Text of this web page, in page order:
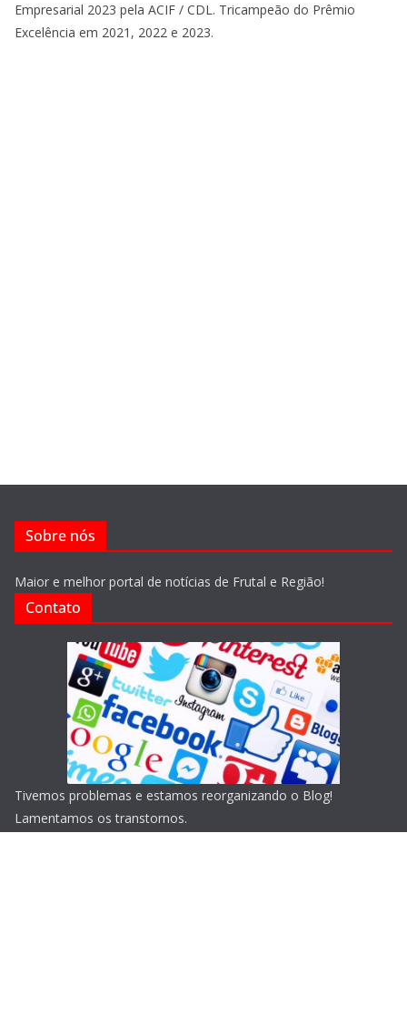
Empresarial 2023 pela ACIF / CDL. Tricampeão do Prêmio
Excelência em 2021, 2022 e 2023.
Sobre nós
Maior e melhor portal de notícias de Frutal e Região!
Contato
Tivemos problemas e estamos reorganizando o Blog!
Lamentamos os transtornos.